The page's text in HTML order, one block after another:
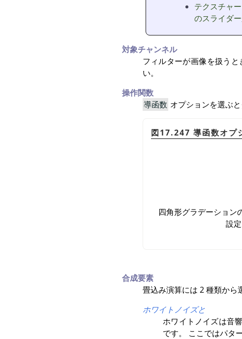
テクスチャ
のスライダ
対象チャンネル
フィルターが画像を扱う
い。
操作関数
導函数 オプションを選ぶ
図17.247 導函数オプ
四角形グラデーション
設
合成要素
畳込み演算には 2 種類から
ホワイトノイズと
ホワイトノイズは音
です。 ここではパタ